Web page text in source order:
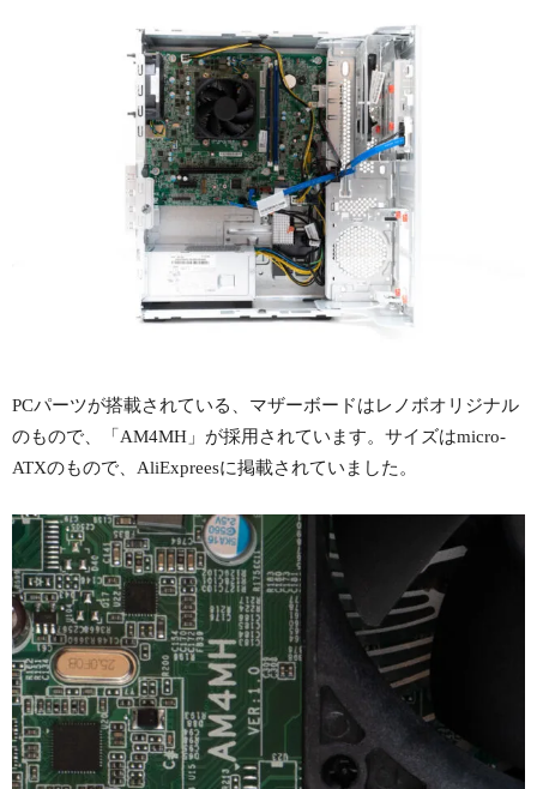
PCパーツが搭載されている、マザーボードはレノボオリジナル
のもので、「AM4MH」が採用されています。サイズはmicro-
ATXのもので、AliExpreesに掲載されていました。